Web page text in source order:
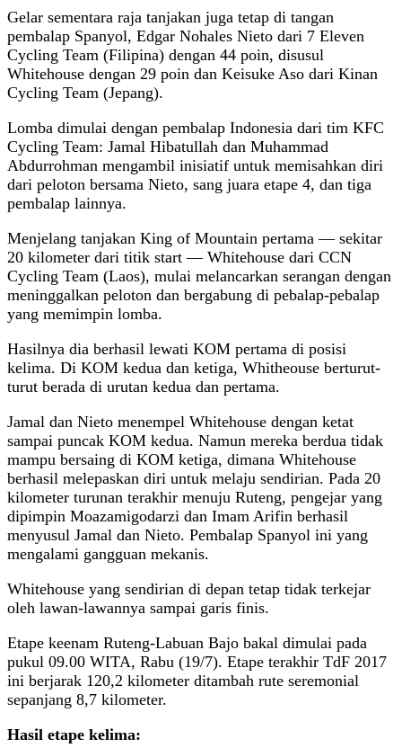
Gelar sementara raja tanjakan juga tetap di tangan
pembalap Spanyol, Edgar Nohales Nieto dari 7 Eleven
Cycling Team (Filipina) dengan 44 poin, disusul
Whitehouse dengan 29 poin dan Keisuke Aso dari Kinan
Cycling Team (Jepang).
Lomba dimulai dengan pembalap Indonesia dari tim KFC
Cycling Team: Jamal Hibatullah dan Muhammad
Abdurrohman mengambil inisiatif untuk memisahkan diri
dari peloton bersama Nieto, sang juara etape 4, dan tiga
pembalap lainnya.
Menjelang tanjakan King of Mountain pertama — sekitar
20 kilometer dari titik start — Whitehouse dari CCN
Cycling Team (Laos), mulai melancarkan serangan dengan
meninggalkan peloton dan bergabung di pebalap-pebalap
yang memimpin lomba.
Hasilnya dia berhasil lewati KOM pertama di posisi
kelima. Di KOM kedua dan ketiga, Whitheouse berturut-
turut berada di urutan kedua dan pertama.
Jamal dan Nieto menempel Whitehouse dengan ketat
sampai puncak KOM kedua. Namun mereka berdua tidak
mampu bersaing di KOM ketiga, dimana Whitehouse
berhasil melepaskan diri untuk melaju sendirian. Pada 20
kilometer turunan terakhir menuju Ruteng, pengejar yang
dipimpin Moazamigodarzi dan Imam Arifin berhasil
menyusul Jamal dan Nieto. Pembalap Spanyol ini yang
mengalami gangguan mekanis.
Whitehouse yang sendirian di depan tetap tidak terkejar
oleh lawan-lawannya sampai garis finis.
Etape keenam Ruteng-Labuan Bajo bakal dimulai pada
pukul 09.00 WITA, Rabu (19/7). Etape terakhir TdF 2017
ini berjarak 120,2 kilometer ditambah rute seremonial
sepanjang 8,7 kilometer.
Hasil etape kelima: